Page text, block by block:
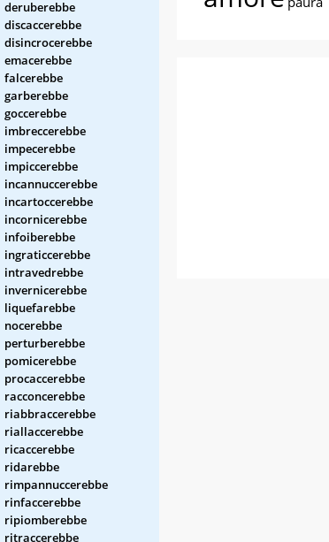
deruberebbe
discaccerebbe
disincrocerebbe
emacerebbe
falcerebbe
garberebbe
goccerebbe
imbreccerebbe
impecerebbe
impiccerebbe
incannuccerebbe
incartoccerebbe
incornicerebbe
infoiberebbe
ingraticcerebbe
intravedrebbe
invernicerebbe
liquefarebbe
nocerebbe
perturberebbe
pomicerebbe
procaccerebbe
racconcerebbe
riabbraccerebbe
riallaccerebbe
ricaccerebbe
ridarebbe
rimpannuccerebbe
rinfaccerebbe
ripiomberebbe
ritraccerebbe